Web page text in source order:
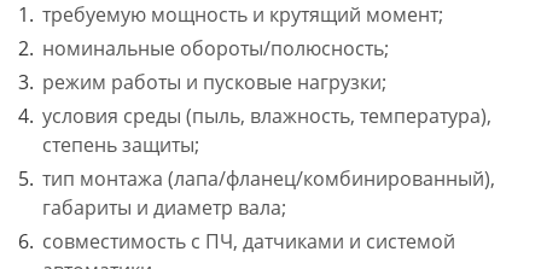
требуемую мощность и крутящий момент;
номинальные обороты/полюсность;
режим работы и пусковые нагрузки;
условия среды (пыль, влажность, температура),
степень защиты;
тип монтажа (лапа/фланец/комбинированный),
габариты и диаметр вала;
совместимость с ПЧ, датчиками и системой